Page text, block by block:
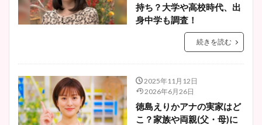
持ち？大学や高校時代、出
身中学も調査！
続きを読む
2025年11月12日
2026年6月26日
徳島えりかアナの実家はど
こ？家族や両親(父・母)に